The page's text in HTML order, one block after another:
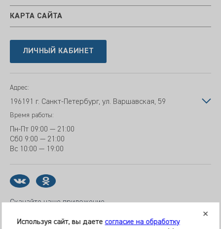
КАРТА САЙТА
ЛИЧНЫЙ КАБИНЕТ
Адрес:
196191 г. Санкт-Петербург, ул. Варшавская, 59
Время работы:
Пн-Пт 09:00 — 21:00
Сб0 9:00 — 21:00
Вс 10:00 — 19:00
Скачайте наше приложение
Используя сайт, вы даете согласие на обработку